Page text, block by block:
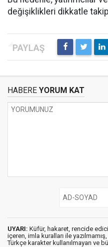
değişiklikleri dikkatle
HABERE YORUM KAT
UYARI: Küfür, hakaret, rencide
içeren, imla kuralları ile yazılmamış,
Türkçe karakter kullanılmayan ve